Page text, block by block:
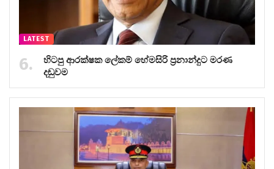
LATEST
හිටපු ආරක්ෂක ලේකම් හේමසිරි ප්‍රනාන්දුට මරණ
දඬුවම